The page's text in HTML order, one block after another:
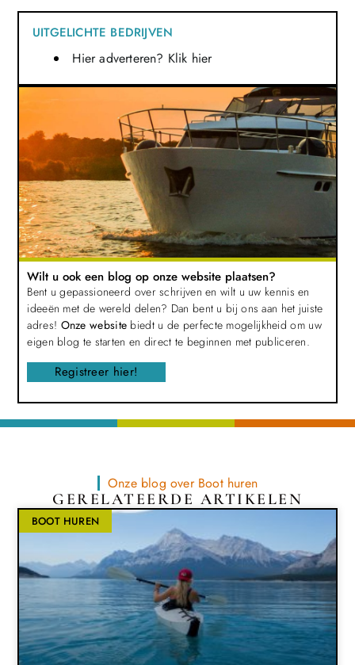
UITGELICHTE BEDRIJVEN
Hier adverteren? Klik hier
Wilt u ook een blog op onze website plaatsen?
Bent u gepassioneerd over schrijven en wilt u uw kennis en
ideeën met de wereld delen? Dan bent u bij ons aan het juiste
adres! Onze website biedt u de perfecte mogelijkheid om uw
eigen blog te starten en direct te beginnen met publiceren.
Registreer hier!
Onze blog over Boot huren
GERELATEERDE ARTIKELEN
BOOT HUREN